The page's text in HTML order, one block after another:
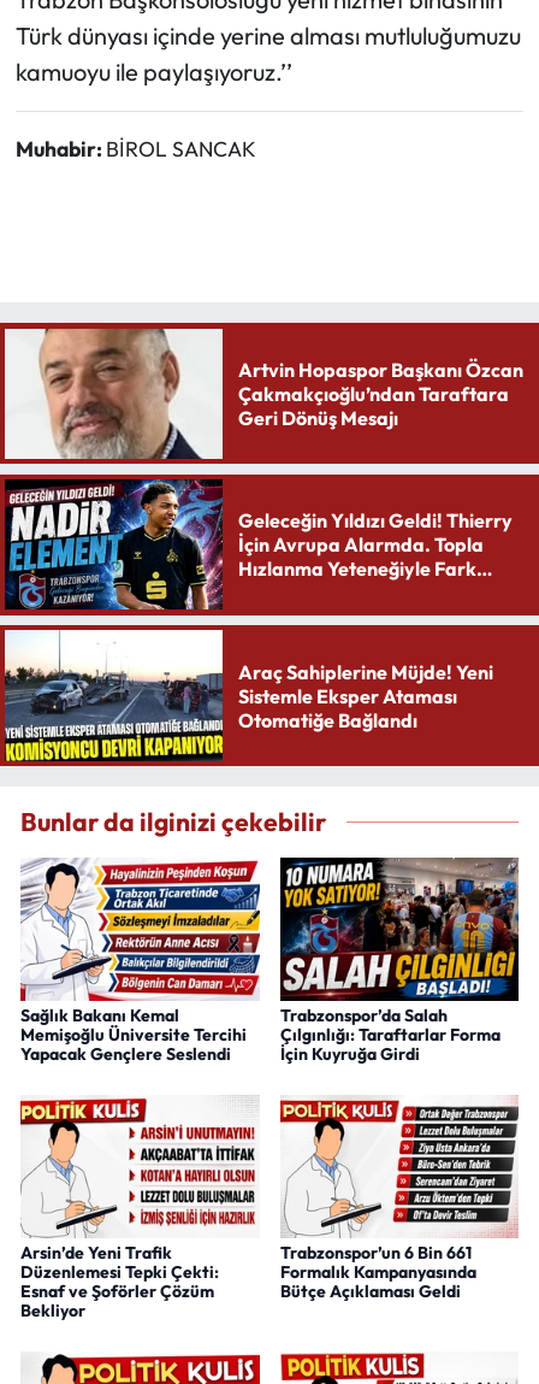
Türk dünyası içinde yerine alması mutluluğumuzu
kamuoyu ile paylaşıyoruz.’’
Muhabir: BİROL SANCAK
Artvin Hopaspor Başkanı Özcan
Çakmakçıoğlu’ndan Taraftara
Geri Dönüş Mesajı
Geleceğin Yıldızı Geldi! Thierry
İçin Avrupa Alarmda. Topla
Hızlanma Yeteneğiyle Fark
Araç Sahiplerine Müjde! Yeni
Sistemle Eksper Ataması
Otomatiğe Bağlandı
Bunlar da ilginizi çekebilir
Sağlık Bakanı Kemal
Memişoğlu Üniversite Tercihi
Yapacak Gençlere Seslendi
Trabzonspor’da Salah
Çılgınlığı: Taraftarlar Forma
İçin Kuyruğa Girdi
Arsin’de Yeni Trafik
Düzenlemesi Tepki Çekti:
Esnaf ve Şoförler Çözüm
Bekliyor
Trabzonspor’un 6 Bin 661
Formalık Kampanyasında
Bütçe Açıklaması Geldi